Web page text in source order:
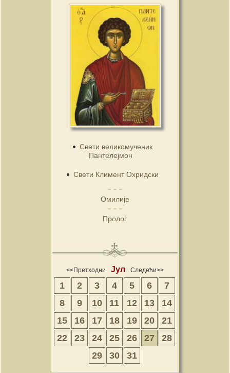
Свети великомученик
Пантелејмон
Свети Климент Охридски
Омилије
Пролог
<<Претходни Јул Следећи>>
1 2 3 4 5 6
7
8
9 10 11 12 13
14
15
16 17 18 19 20
21
22
23 24 25 26 27
28
29
30 31